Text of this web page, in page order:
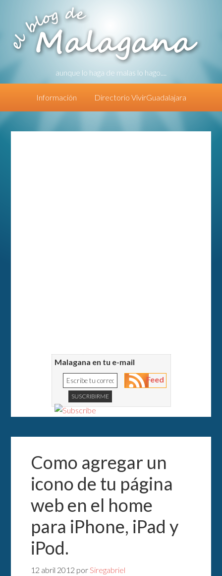
aunque lo haga de malas lo hago....
Información Directorio VivirGuadalajara
Malagana en tu e-mail
Feed
Como agregar un
icono de tu página
web en el home
para iPhone, iPad y
iPod.
12 abril 2012 porSiregabriel